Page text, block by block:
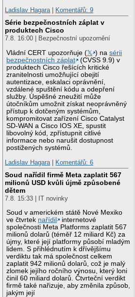
Ladislav Hagara | Komentářů: 9
Série bezpečnostních záplat v
produktech Cisco
7.8. 16:00 | Bezpečnostní upozornění
Vládní CERT upozorňuje (𝕏 ) nasérii
bezpečnostních záplat
(CVSS 9.9) v
produktech Cisco řešících kritické
zranitelnosti umožňující obejití
autentizace, eskalaci oprávnění,
vzdálené spuštění kódu a odepření
služby. Úspěšné zneužití může
útočníkům umožnit získat neoprávněný
přístup k dotčeným systémům,
kompromitovat zařízení Cisco Catalyst
SD-WAN a Cisco IOS XE, spustit
libovolný kód, zpřístupnit citlivé
informace nebo narušit dostupnost
postižených systémů.
Ladislav Hagara | Komentářů: 6
Soud nařídil firmě Meta zaplatit 567
milionů USD kvůli újmě způsobené
dětem
7.8. 15:33 | IT novinky
Soud v americkém státě Nové Mexiko
ve čtvrtek nařídil
internetové
společnosti Meta Platforms zaplatit 567
milionů dolarů (téměř 12 miliard Kč) za
újmy, které její platformy působí mladým
lidem. S přihlédnutím k dřívějšímu
verdiktu tak má společnost celkem
zaplatit 942 milionů dolarů, což je malý
zlomek jejího ročního výnosu, který loni
činil 60 miliard dolarů. Čtvrteční verdikt
firmě také nařizuje, aby změnila způsob,
jakým její